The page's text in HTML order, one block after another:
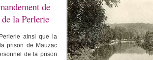
de
la Perlerie
ainsi que la
prison de Mauzac
de la prison